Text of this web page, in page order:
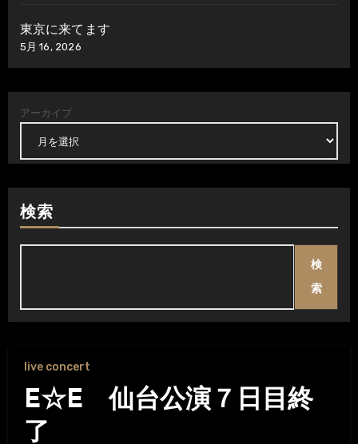
東京に来てます
5月 16, 2026
アーカイブ
検索
検
索
live concert
E☆E 仙台公演７日目終
了